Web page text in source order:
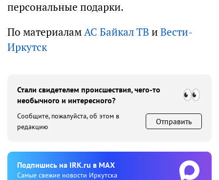
персональные подарки.
По материаламАС Байкал ТВ и Вести-
Иркутск
Стали свидетелем происшествия, чего-то
необычного и интересного?
Сообщите, пожалуйста, об этом в
редакцию
Отправить
Подпишиcь на IRK.ru в MAX
Cамые свежие новости Иркутска